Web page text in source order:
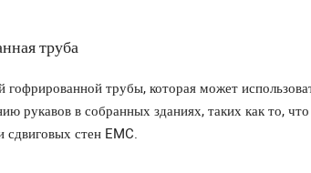
труба
гофрированной трубы, которая может
рукавов в собранных зданиях, таких как то,
сдвиговых стен EMC.